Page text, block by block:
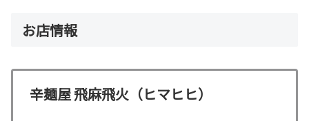
お店情報
辛麺屋 飛麻飛火（ヒマヒヒ）